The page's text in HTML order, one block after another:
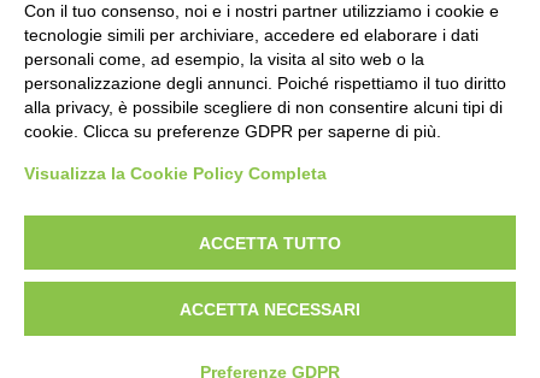
42124 Reggio Emilia P.iva 01789090352 R.E.A. di Reggio Emilia n.
223499 - Pec:direzione@pec.netribe.it-Privacy Policy-
Con il tuo consenso, noi e i nostri partner utilizziamo i cookie e
tecnologie simili per archiviare, accedere ed elaborare i dati
personali come, ad esempio, la visita al sito web o la
personalizzazione degli annunci. Poiché rispettiamo il tuo diritto
alla privacy, è possibile scegliere di non consentire alcuni tipi di
cookie. Clicca su preferenze GDPR per saperne di più.
Visualizza la Cookie Policy Completa
ACCETTA TUTTO
ACCETTA NECESSARI
Preferenze GDPR